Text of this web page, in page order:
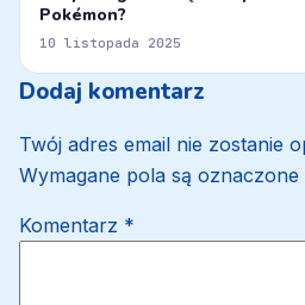
Pokémon?
10 listopada 2025
Dodaj komentarz
Twój adres email nie zostanie
Wymagane pola są oznaczone
Komentarz *